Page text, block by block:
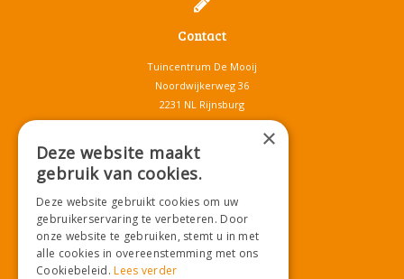
Contact
Tuincentrum De Mooij
Noordwijkerweg 36
2231 NL Rijnsburg
T.071-4080959
info@tuincentrumdemooij.nl
Download onze App!
×
Deze website maakt
gebruik van cookies.
Deze website gebruikt cookies om uw
gebruikerservaring te verbeteren. Door
onze website te gebruiken, stemt u in met
alle cookies in overeenstemming met ons
Cookiebeleid.Lees verder